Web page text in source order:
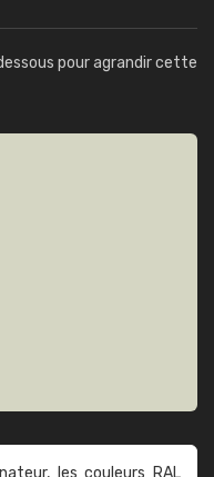
pour agrandir cette
les couleurs RAL